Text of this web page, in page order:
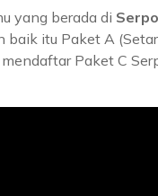
yang berada di
baik itu Paket A
Paket C